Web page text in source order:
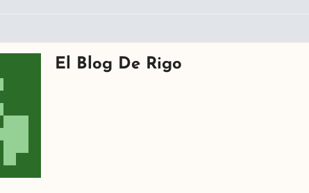
El Blog De Rigo